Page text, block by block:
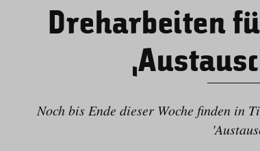
Dreharbeiten
Noch bis Ende dieser Woche finden